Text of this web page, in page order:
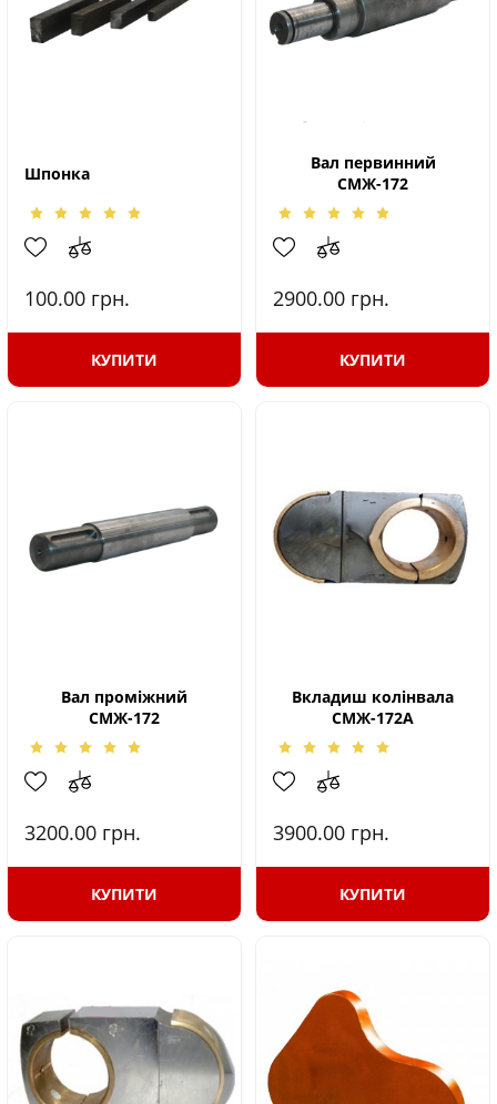
Шпонка
100.00 грн.
КУПИТИ
Вал первинний
СМЖ-172
2900.00 грн.
КУПИТИ
Вал проміжний
СМЖ-172
3200.00 грн.
КУПИТИ
Вкладиш колінвала
СМЖ-172А
3900.00 грн.
КУПИТИ